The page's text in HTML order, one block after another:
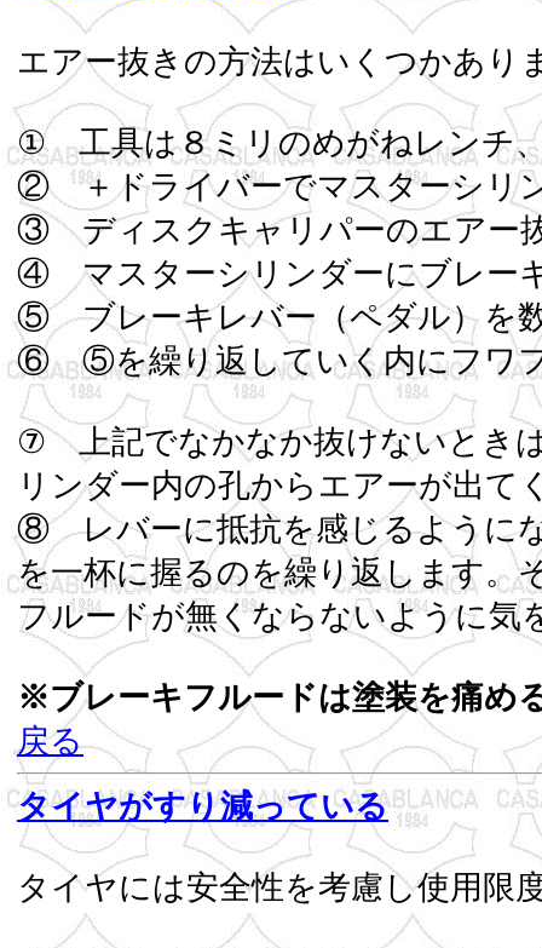
エアー抜きの方法はいくつかあり
① 工具は８ミリのめがねレン
② ＋ドライバーでマス
③ ディスクキャリパーのエアー
④ マスターシリンダー
⑤ ブレーキレバー（ペダル）を
⑥ ⑤を繰り返して
⑦ 上記でなかなか抜けないとき
リンダー内の孔からエア
⑧ レバーに抵抗を感じるように
を一杯に握るのを繰り返します。
フルードが無く
※ブレーキフルードは塗装を痛め
戻る
タイヤがすり減っている
タイヤには安全性を考慮し使用限